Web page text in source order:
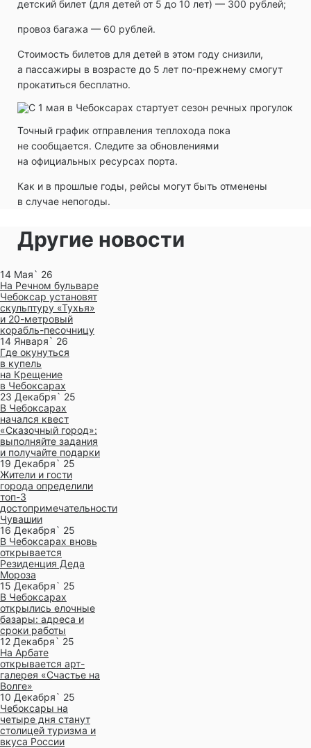
детский билет (для детей от 5 до 10 лет) — 300 рублей;
провоз багажа — 60 рублей.
Стоимость билетов для детей в этом году снизили,
а пассажиры в возрасте до 5 лет по-прежнему смогут
прокатиться бесплатно.
Точный график отправления теплохода пока
не сообщается. Следите за обновлениями
на официальных ресурсах порта.
Как и в прошлые годы, рейсы могут быть отменены
в случае непогоды.
Другие новости
14 Мая` 26
На Речном бульваре
Чебоксар установят
скульптуру «Тухья»
и 20-метровый
корабль-песочницу
14 Января` 26
Где окунуться
в купель
на Крещение
в Чебоксарах
23 Декабря` 25
В Чебоксарах
начался квест
«Сказочный город»:
выполняйте задания
и получайте подарки
19 Декабря` 25
Жители и гости
города определили
топ-3
достопримечательности
Чувашии
16 Декабря` 25
В Чебоксарах вновь
открывается
Резиденция Деда
Мороза
15 Декабря` 25
В Чебоксарах
открылись елочные
базары: адреса и
сроки работы
12 Декабря` 25
На Арбате
открывается арт-
галерея «Счастье на
Волге»
10 Декабря` 25
Чебоксары на
четыре дня станут
столицей туризма и
вкуса России